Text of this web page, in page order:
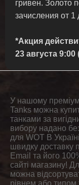
гривен. Золото
зачисления от 1
*Акция
23 августа
У нашому
Tanks можна
танками за
вибору надано
для WOT В
швидку доставку
Email та його
сайті магазину!
можна
рівнем або типом